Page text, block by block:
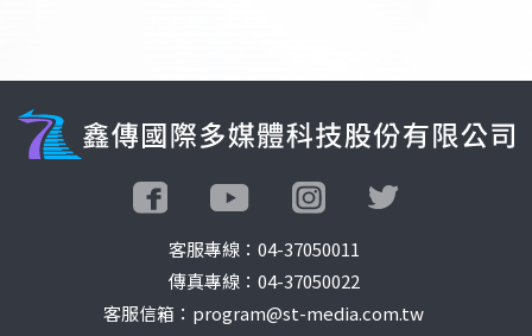
客服專線： 04-37050011
傳真專線：04-37050022
客服信箱：program@st-media.com.tw